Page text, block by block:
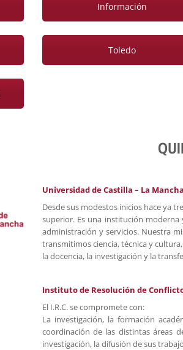
Información
Toledo
Universidad de Castilla – La Mancha
Desde sus modestos inicios hace ya
superior. Es una institución moderna
administración y servicios. Nuestra
transmitimos ciencia, técnica y
la docencia, la investigación y la
Instituto de Resolución de
El I.R.C. se compromete con:
La investigación, la formación
coordinación de las distintas áreas
investigación, la difusión de sus